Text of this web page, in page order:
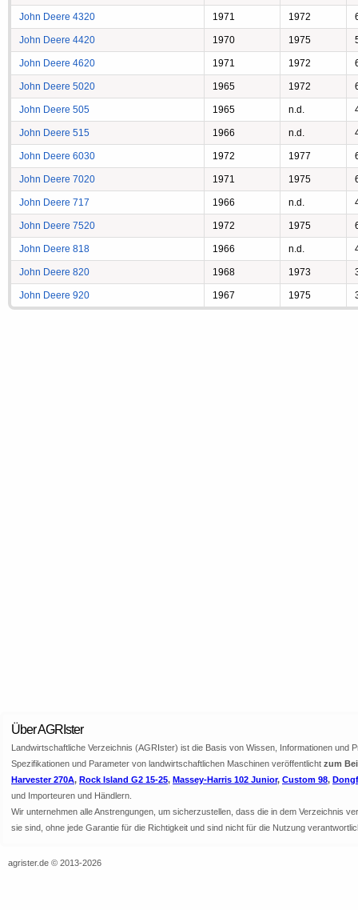
John Deere 4320 1971 1972
John Deere 4420 1970 1975
John Deere 4620 1971 1972
John Deere 5020 1965 1972
John Deere 505 1965 n.d.
John Deere 515 1966 n.d.
John Deere 6030 1972 1977
John Deere 7020 1971 1975
John Deere 717 1966 n.d.
John Deere 7520 1972 1975
John Deere 818 1966 n.d.
John Deere 820 1968 1973
John Deere 920 1967 1975
Über AGRIster
Landwirtschaftliche Verzeichnis (AGRIster) ist die Basis von Wissen, Informationen
Spezifikationen und Parameter von landwirtschaftlichen Maschinen veröffentlicht zum
Harvester 270A, Rock Island G2 15-25, Massey-Harris 102 Junior, Custom 98,
und Importeuren und Händlern.
Wir unternehmen alle Anstrengungen, um sicherzustellen, dass die in dem Verzeichnis
sie sind, ohne jede Garantie für die Richtigkeit und sind nicht für die Nutzung
agrister.de © 2013-2026